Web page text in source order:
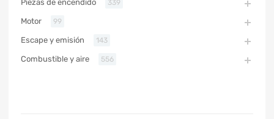
Piezas de encendido 339
Motor 99
Escape y emisión 143
Combustible y aire 556